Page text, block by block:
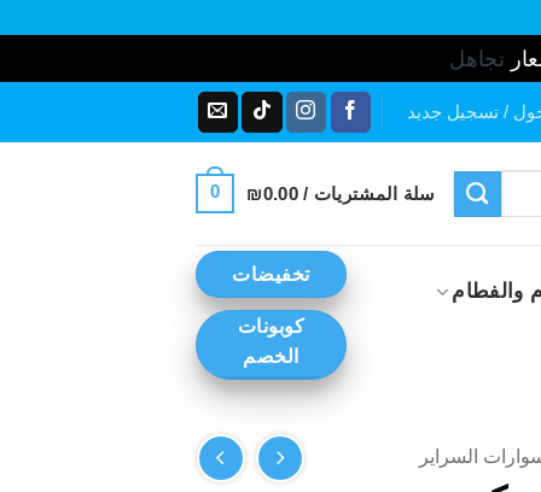
تجاهل
/ تسجيل جديد
سلة المشتريات / ₪0.00
0
والفطام
تخفيضات
كوبونات
الخصم
السراير